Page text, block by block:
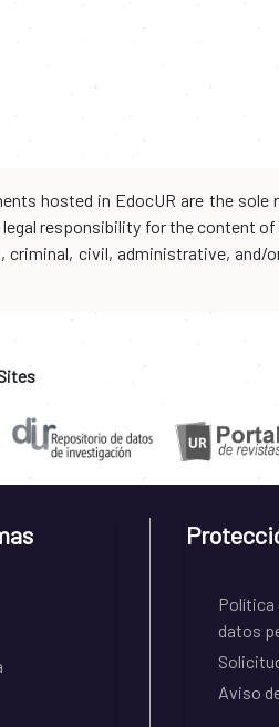
hosted in EdocUR are the
responsibility for the content
civil, administrative,
Política
datos
Aviso